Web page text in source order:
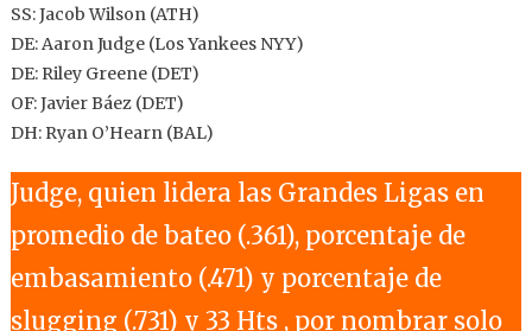
SS: Jacob Wilson (ATH)
DE: Aaron Judge (Los Yankees NYY)
DE: Riley Greene (DET)
OF: Javier Báez (DET)
DH: Ryan O’Hearn (BAL)
Judge, quien lidera las Grandes Ligas en
promedio de bateo (.361), porcentaje de
embasamiento (.471) y porcentaje de
slugging (.731) y 33 Hts , por nombrar solo